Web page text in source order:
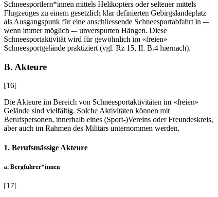
Schneesportlern*innen mittels Helikopters oder seltener mittels
Flugzeuges zu einem gesetzlich klar definierten Gebirgslandeplatz
als Ausgangspunk für eine anschliessende Schneesportabfahrt in -–
wenn immer möglich -– unverspurten Hängen. Diese
Schneesportaktivität wird für gewöhnlich im «freien»
Schneesportgelände praktiziert (vgl. Rz 15, II. B.4 hiernach).
B. Akteure
[16]
Die Akteure im Bereich von Schneesportaktivitäten im «freien»
Gelände sind vielfältig. Solche Aktivitäten können mit
Berufspersonen, innerhalb eines (Sport-)Vereins oder Freundeskreis,
aber auch im Rahmen des Militärs unternommen werden.
1. Berufsmässige Akteure
a. Bergführer*innen
[17]